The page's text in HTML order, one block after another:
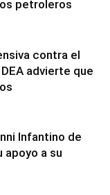
petroleros
contra el
advierte que
Infantino de
apoyo a su